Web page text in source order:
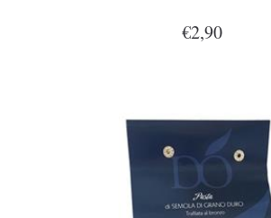
€2,90